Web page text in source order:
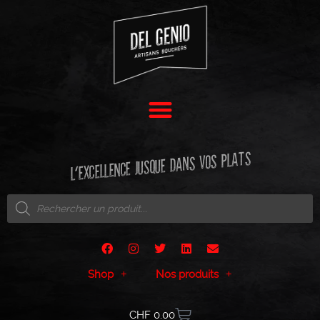
L'EXCELLENCE JUSQUE DANS VOS PLATS
Shop Nos produits
CHF0.00